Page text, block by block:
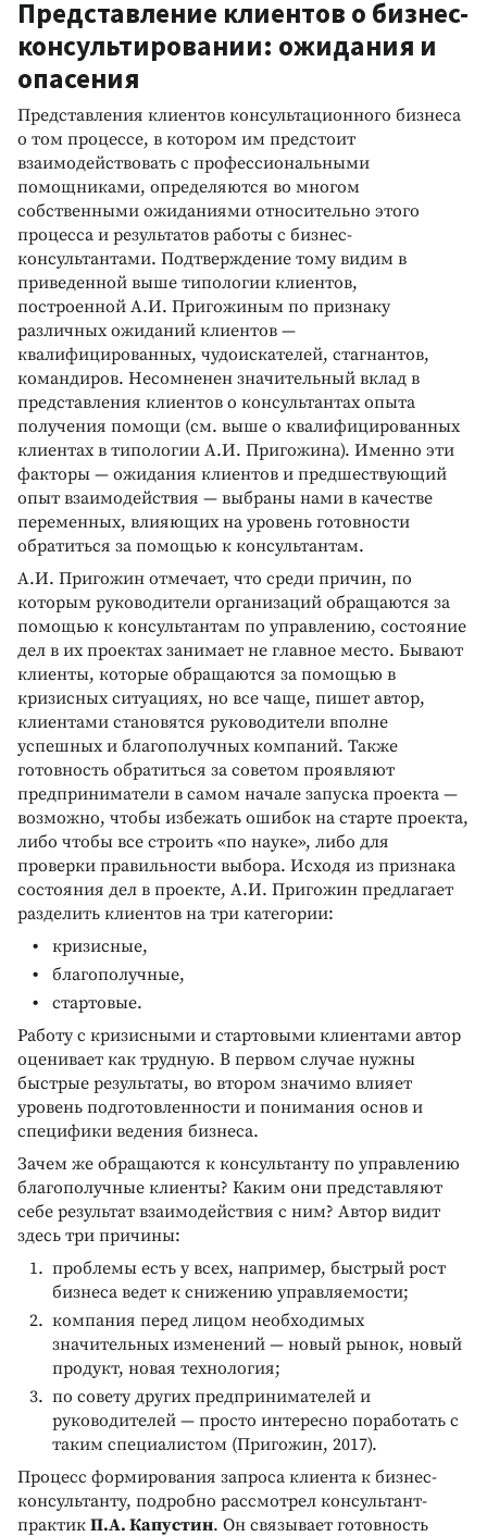
Представление клиентов о бизнес-
консультировании: ожидания и
опасения
Представления клиентов консультационного бизнеса
о том процессе, в котором им предстоит
взаимодействовать с профессиональными
помощниками, определяются во многом
собственными ожиданиями относительно этого
процесса и результатов работы с бизнес-
консультантами. Подтверждение тому видим в
приведенной выше типологии клиентов,
построенной А.И. Пригожиным по признаку
различных ожиданий клиентов —
квалифицированных, чудоискателей, стагнантов,
командиров. Несомненен значительный вклад в
представления клиентов о консультантах опыта
получения помощи (см. выше о квалифицированных
клиентах в типологии А.И. Пригожина). Именно эти
факторы — ожидания клиентов и предшествующий
опыт взаимодействия — выбраны нами в качестве
переменных, влияющих на уровень готовности
обратиться за помощью к консультантам.
А.И. Пригожин отмечает, что среди причин, по
которым руководители организаций обращаются за
помощью к консультантам по управлению, состояние
дел в их проектах занимает не главное место. Бывают
клиенты, которые обращаются за помощью в
кризисных ситуациях, но все чаще, пишет автор,
клиентами становятся руководители вполне
успешных и благополучных компаний. Также
готовность обратиться за советом проявляют
предприниматели в самом начале запуска проекта —
возможно, чтобы избежать ошибок на старте проекта,
либо чтобы все строить «по науке», либо для
проверки правильности выбора. Исходя из признака
состояния дел в проекте, А.И. Пригожин предлагает
разделить клиентов на три категории:
кризисные,
благополучные,
стартовые.
Работу с кризисными и стартовыми клиентами автор
оценивает как трудную. В первом случае нужны
быстрые результаты, во втором значимо влияет
уровень подготовленности и понимания основ и
специфики ведения бизнеса.
Зачем же обращаются к консультанту по управлению
благополучные клиенты? Каким они представляют
себе результат взаимодействия с ним? Автор видит
здесь три причины:
проблемы есть у всех, например, быстрый рост
бизнеса ведет к снижению управляемости;
компания перед лицом необходимых
значительных изменений — новый рынок, новый
продукт, новая технология;
по совету других предпринимателей и
руководителей — просто интересно поработать с
таким специалистом (Пригожин, 2017).
Процесс формирования запроса клиента к бизнес-
консультанту, подробно рассмотрел консультант-
практик П.А. Капустин. Он связывает готовность